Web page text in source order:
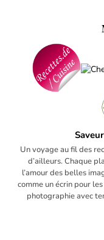
Un voyage au fil des
d’ailleurs. Chaque
l’amour des belles
comme un écrin pour
photographie avec